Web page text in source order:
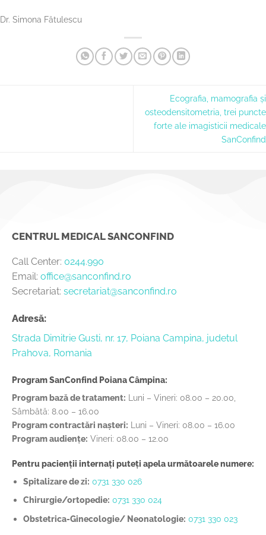
Dr. Simona Fătulescu
Ecografia, mamografia și
osteodensitometria, trei puncte
forte ale imagisticii medicale
SanConfind
CENTRUL MEDICAL SANCONFIND
Call Center: 0244.990
Email: office@sanconfind.ro
Secretariat: secretariat@sanconfind.ro
Adresă:
Strada Dimitrie Gusti, nr. 17, Poiana Campina, judetul
Prahova, Romania
Program SanConfind Poiana Câmpina:
Program bază de tratament: Luni – Vineri: 08.00 – 20.00,
Sâmbătă: 8.00 – 16.00
Program contractări nașteri: Luni – Vineri: 08.00 – 16.00
Program audiențe: Vineri: 08.00 – 12.00
Pentru pacienții internați puteți apela următoarele numere:
Spitalizare de zi: 0731 330 026
Chirurgie/ortopedie: 0731 330 024
Obstetrica-Ginecologie/ Neonatologie: 0731 330 023